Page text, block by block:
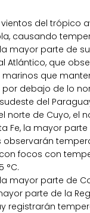
del trópico
causando
mayor parte de
Atlántico, que
que
debajo de lo
sudeste del
norte de Cuyo, el
Fe, la mayor parte
observarán
focos con
°C.
la mayor parte de
parte de la
registrarán